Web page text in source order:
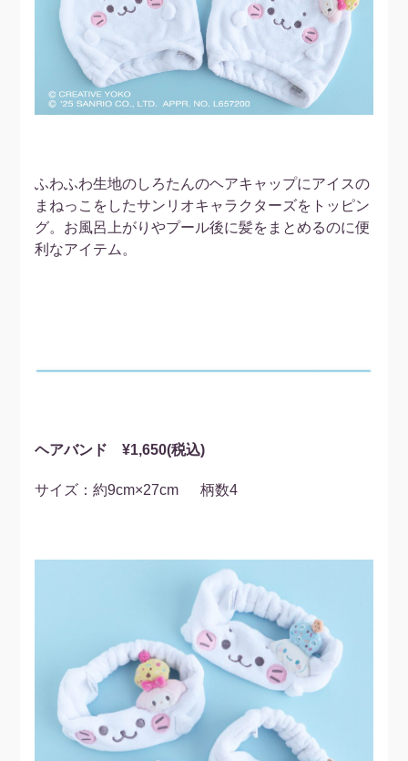
ふわふわ生地のしろたんのヘアキャップにアイスの
まねっこをしたサンリオキャラクターズをトッピン
グ。お風呂上がりやプール後に髪をまとめるのに便
利なアイテム。
ヘアバンド ¥1,650(税込)
サイズ：約9cm×27cm 柄数4